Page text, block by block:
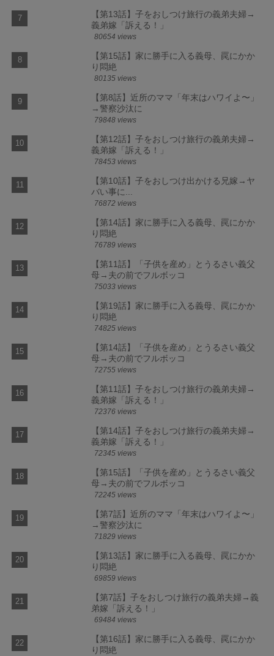
【第13話】子をおしつけ旅行の義弟夫婦→
義弟嫁「訴える！」
80654 views
【第15話】家に勝手に入る義母、罠にかか
り悶絶
80135 views
【第8話】近所のママ「年末はハワイよ〜」
→警察沙汰に
79848 views
【第12話】子をおしつけ旅行の義弟夫婦→
義弟嫁「訴える！」
78453 views
【第10話】子をおしつけ出かける兄嫁→ヤ
バい事に...
76872 views
【第14話】家に勝手に入る義母、罠にかか
り悶絶
76789 views
【第11話】「子供を産め」とうるさい義父
母→夫の前でフルボッコ
75033 views
【第19話】家に勝手に入る義母、罠にかか
り悶絶
74825 views
【第14話】「子供を産め」とうるさい義父
母→夫の前でフルボッコ
72755 views
【第11話】子をおしつけ旅行の義弟夫婦→
義弟嫁「訴える！」
72376 views
【第14話】子をおしつけ旅行の義弟夫婦→
義弟嫁「訴える！」
72345 views
【第15話】「子供を産め」とうるさい義父
母→夫の前でフルボッコ
72245 views
【第7話】近所のママ「年末はハワイよ〜」
→警察沙汰に
71829 views
【第13話】家に勝手に入る義母、罠にかか
り悶絶
69859 views
【第7話】子をおしつけ旅行の義弟夫婦→義
弟嫁「訴える！」
69484 views
【第16話】家に勝手に入る義母、罠にかか
り悶絶